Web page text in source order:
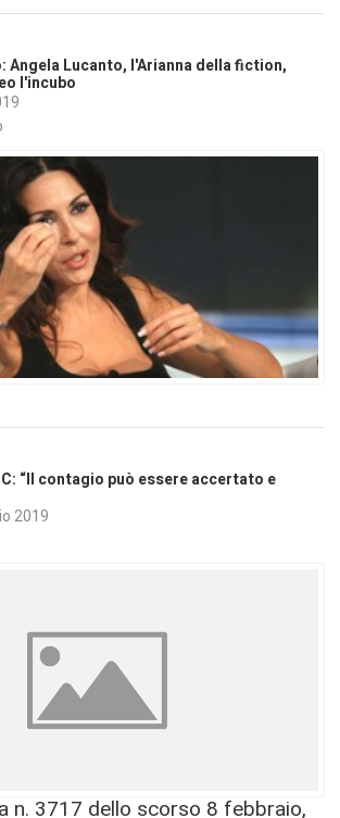
Angela Lucanto, l'Arianna della fiction,
l'incubo
“Il contagio può essere accertato e
2019
n. 3717 dello scorso 8 febbraio,